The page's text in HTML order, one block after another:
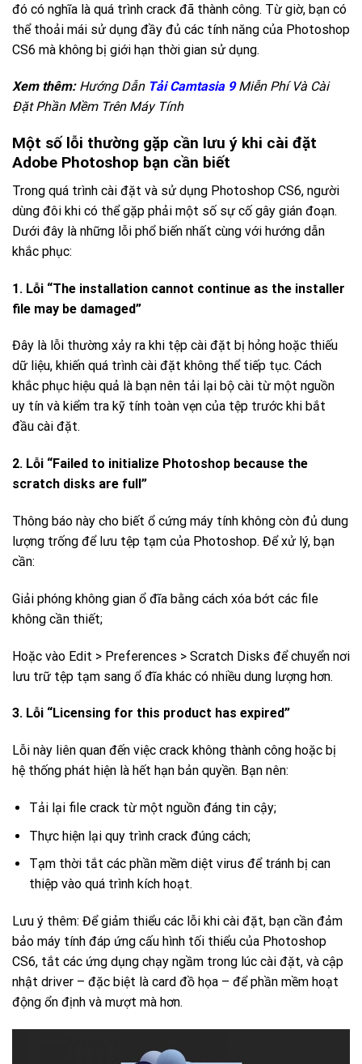
đó có nghĩa là quá trình crack đã thành công. Từ giờ, bạn có
thể thoải mái sử dụng đầy đủ các tính năng của Photoshop
CS6 mà không bị giới hạn thời gian sử dụng.
Xem thêm: Hướng Dẫn Tải Camtasia 9 Miễn Phí Và Cài
Đặt Phần Mềm Trên Máy Tính
Một số lỗi thường gặp cần lưu ý khi cài đặt
Adobe Photoshop bạn cần biết
Trong quá trình cài đặt và sử dụng Photoshop CS6, người
dùng đôi khi có thể gặp phải một số sự cố gây gián đoạn.
Dưới đây là những lỗi phổ biến nhất cùng với hướng dẫn
khắc phục:
1. Lỗi “The installation cannot continue as the installer
file may be damaged”
Đây là lỗi thường xảy ra khi tệp cài đặt bị hỏng hoặc thiếu
dữ liệu, khiến quá trình cài đặt không thể tiếp tục. Cách
khắc phục hiệu quả là bạn nên tải lại bộ cài từ một nguồn
uy tín và kiểm tra kỹ tính toàn vẹn của tệp trước khi bắt
đầu cài đặt.
2. Lỗi “Failed to initialize Photoshop because the
scratch disks are full”
Thông báo này cho biết ổ cứng máy tính không còn đủ dung
lượng trống để lưu tệp tạm của Photoshop. Để xử lý, bạn
cần:
Giải phóng không gian ổ đĩa bằng cách xóa bớt các file
không cần thiết;
Hoặc vào Edit > Preferences > Scratch Disks để chuyển nơi
lưu trữ tệp tạm sang ổ đĩa khác có nhiều dung lượng hơn.
3. Lỗi “Licensing for this product has expired”
Lỗi này liên quan đến việc crack không thành công hoặc bị
hệ thống phát hiện là hết hạn bản quyền. Bạn nên:
Tải lại file crack từ một nguồn đáng tin cậy;
Thực hiện lại quy trình crack đúng cách;
Tạm thời tắt các phần mềm diệt virus để tránh bị can
thiệp vào quá trình kích hoạt.
Lưu ý thêm: Để giảm thiểu các lỗi khi cài đặt, bạn cần đảm
bảo máy tính đáp ứng cấu hình tối thiểu của Photoshop
CS6, tắt các ứng dụng chạy ngầm trong lúc cài đặt, và cập
nhật driver – đặc biệt là card đồ họa – để phần mềm hoạt
động ổn định và mượt mà hơn.